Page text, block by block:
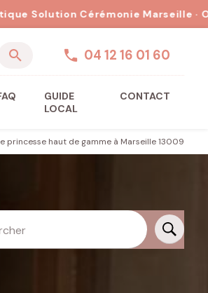
GUIDE
LOCAL
CONTACT
04 12 16 01 60
princesse haut de gamme à Marseille 13009